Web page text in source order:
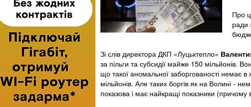
Про
ради
Зі слів директора ДКП «Луцьктепло»
за пільги та субсидії майже 150 мільйонів.
що такої аномальної заборгованості немає
мільйонів. Але таких боргів як на Волині -
показова і має найкращі показники (причому